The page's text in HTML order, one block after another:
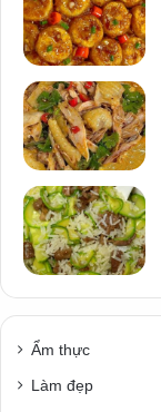
Ẩm thực
Làm đẹp